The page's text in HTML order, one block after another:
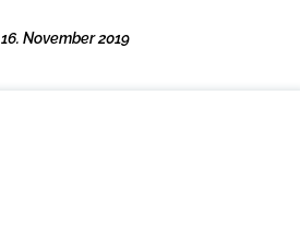
16. November 2019